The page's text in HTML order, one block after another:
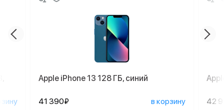
Apple iPhone 13 128 ГБ, синий
41 390₽ в корзину 42